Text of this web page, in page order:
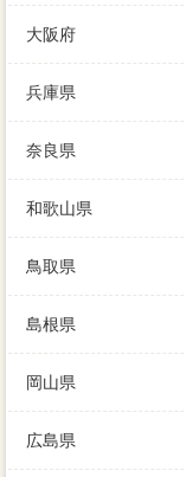
大阪府
兵庫県
奈良県
和歌山県
鳥取県
島根県
岡山県
広島県